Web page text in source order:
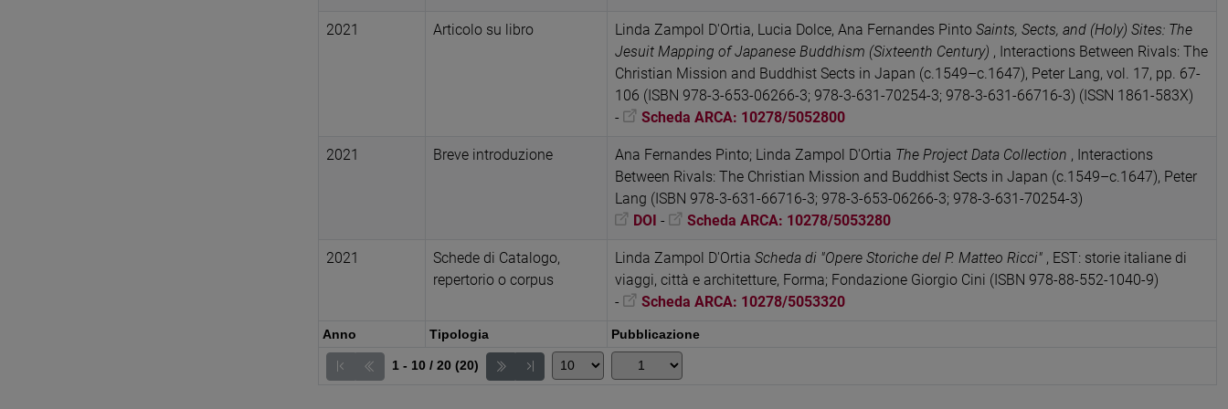
Anno Tipologia Pubblicazione
1 - 10 / 20 (20)
2021 Articolo su libro Linda Zampol D'Ortia, Lucia Dolce, Ana Fernandes Pinto Saints, Sects, and (Holy) Sites: The
Jesuit Mapping of Japanese Buddhism (Sixteenth Century) , Interactions Between Rivals: The
Christian Mission and Buddhist Sects in Japan (c.1549–c.1647), Peter Lang, vol. 17, pp. 67-
106 (ISBN 978-3-653-06266-3; 978-3-631-70254-3; 978-3-631-66716-3) (ISSN 1861-583X)
-
Scheda ARCA: 10278/5052800
2021 Breve introduzione Ana Fernandes Pinto; Linda Zampol D'Ortia The Project Data Collection , Interactions
Between Rivals: The Christian Mission and Buddhist Sects in Japan (c.1549–c.1647), Peter
Lang (ISBN 978-3-631-66716-3; 978-3-653-06266-3; 978-3-631-70254-3)
DOI - Scheda ARCA: 10278/5053280
2021
Schede di Catalogo,
repertorio o corpus
Linda Zampol D'Ortia Scheda di "Opere Storiche del P. Matteo Ricci" , EST: storie italiane di
viaggi, città e architetture, Forma; Fondazione Giorgio Cini (ISBN 978-88-552-1040-9)
-
Scheda ARCA: 10278/5053320